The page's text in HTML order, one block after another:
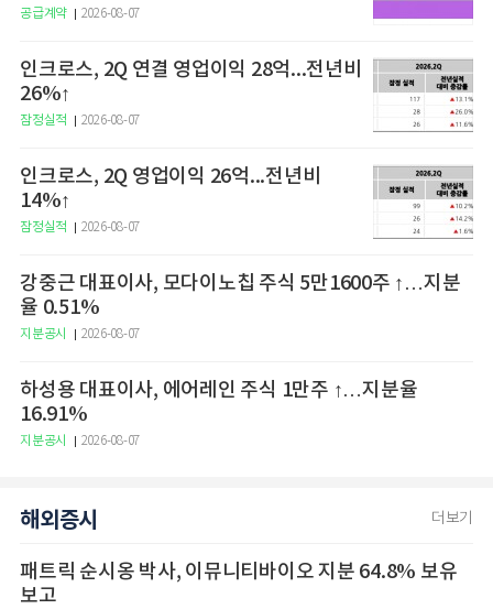
공급계약 2026-08-07
인크로스, 2Q 연결 영업이익 28억...전년비
26%↑
잠정실적 2026-08-07
인크로스, 2Q 영업이익 26억...전년비
14%↑
잠정실적 2026-08-07
강중근 대표이사, 모다이노칩 주식 5만1600주 ↑…지분
율 0.51%
지분공시 2026-08-07
하성용 대표이사, 에어레인 주식 1만주 ↑…지분율
16.91%
지분공시 2026-08-07
해외증시 더보기
패트릭 순시옹 박사, 이뮤니티바이오 지분 64.8% 보유
보고